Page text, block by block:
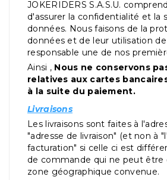
JOKERIDERS S.A.S.U.
d'assurer la confidentialité et la
données. Nous faisons de la
données et de leur utilisation
responsable une de nos
Ainsi , Nous ne conservons
relatives aux cartes
à la suite du paiement.
Livraisons
Les livraisons sont faites à
"adresse de livraison" (et non à
facturation" si celle ci est
de commande qui ne peut être
zone géographique convenue.